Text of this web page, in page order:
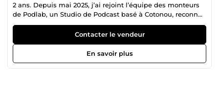
2 ans. Depuis mai 2025, j’ai rejoint l’équipe des monteurs
de Podlab, un Studio de Podcast basé à Cotonou, reconnu
comme le studio préféré des Créateurs de Contenu et des
Entreprises au Bénin. J’y réalise des Podcasts, vidéos
YouTube, Shorts, TikToks, Reels, publicités et vidéos
promotionnelles. En parallèle, j’offre mes services sur
ComeUp, où je collabore avec des marques, entreprises et
Contacter le vendeur
En savoir plus